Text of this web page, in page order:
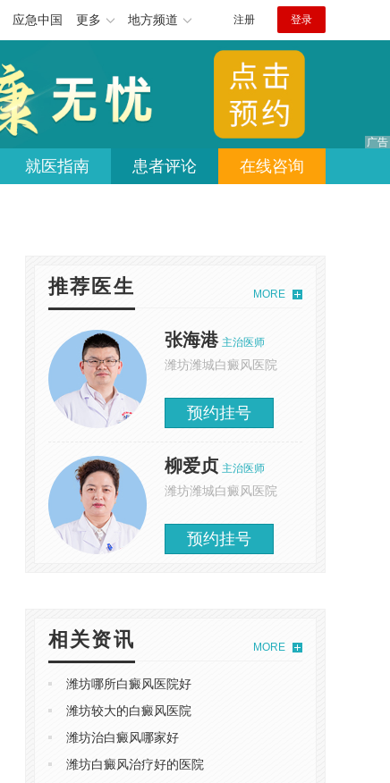
应急中国 更多 地方频道 注册 登录
就医指南 患者评论 在线咨询
推荐医生 MORE
张海港 主治医师
潍坊潍城白癜风医院
预约挂号
柳爱贞 主治医师
潍坊潍城白癜风医院
预约挂号
相关资讯 MORE
潍坊哪所白癜风医院好
潍坊较大的白癜风医院
潍坊治白癜风哪家好
潍坊白癜风治疗好的医院